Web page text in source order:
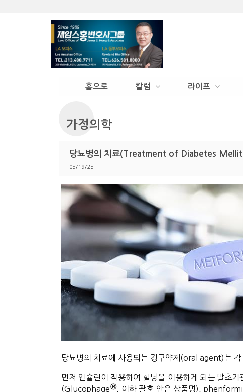
홈으로 칼럼 라이프
가정의학
당뇨병의 치료(Treatment of Diabetes
05/19/25
당뇨병의 치료에 사용되는 경구약제(oral agent)는 각
먼저 인슐린이 작용하여 혈당을 이용하게 되는 말
(GlucophageⓇ, 이하 괄호 안은 상품명),